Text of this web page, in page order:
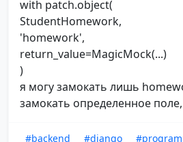
with patch.object(
StudentHomework,
'homework',
return_value=MagicMock(...)
)
я могу замокать лишь
замокать определенное
#backend #django